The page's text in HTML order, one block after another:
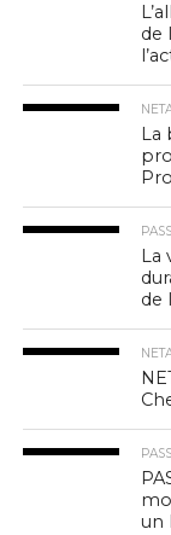
de
La
La
de
un